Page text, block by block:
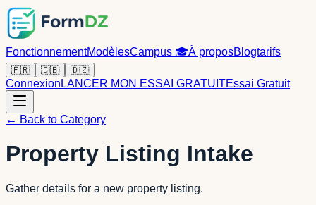
FonctionnementModèlesCampus 🎓À proposBlogtarifs
🇫🇷 🇬🇧 🇩🇿
Connexion LANCER MON ESSAI GRATUITEssai Gratuit
← Back to Category
Property Listing Intake
Gather details for a new property listing.